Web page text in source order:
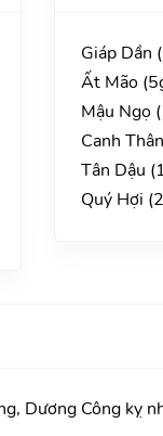
Giáp Dần
Ất Mão
Mậu Ngọ
Canh
Tân Dậu
Quý Hợi
Dương Công kỵ